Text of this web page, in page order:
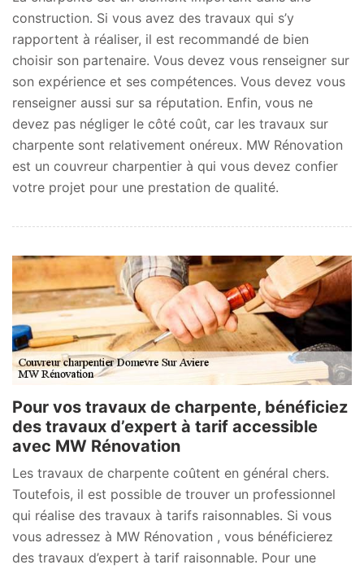
construction. Si vous avez des travaux qui s’y
rapportent à réaliser, il est recommandé de bien
choisir son partenaire. Vous devez vous renseigner sur
son expérience et ses compétences. Vous devez vous
renseigner aussi sur sa réputation. Enfin, vous ne
devez pas négliger le côté coût, car les travaux sur
charpente sont relativement onéreux. MW Rénovation
est un couvreur charpentier à qui vous devez confier
votre projet pour une prestation de qualité.
Pour vos travaux de charpente, bénéficiez
des travaux d’expert à tarif accessible
avec MW Rénovation
Les travaux de charpente coûtent en général chers.
Toutefois, il est possible de trouver un professionnel
qui réalise des travaux à tarifs raisonnables. Si vous
vous adressez à MW Rénovation , vous bénéficierez
des travaux d’expert à tarif raisonnable. Pour une